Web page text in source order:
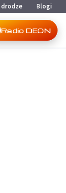
Blogi
Radio DEON